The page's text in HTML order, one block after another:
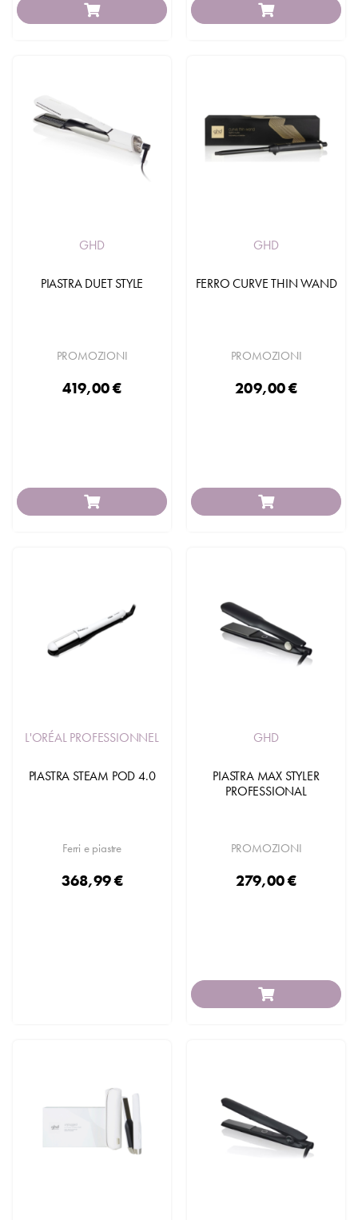
GHD
PIASTRA DUET STYLE
PROMOZIONI
419,00 €
GHD
FERRO CURVE THIN WAND
PROMOZIONI
209,00 €
L'ORÉAL PROFESSIONNEL
PIASTRA STEAM POD 4.0
Ferri e piastre
368,99 €
GHD
PIASTRA MAX STYLER
PROFESSIONAL
PROMOZIONI
279,00 €